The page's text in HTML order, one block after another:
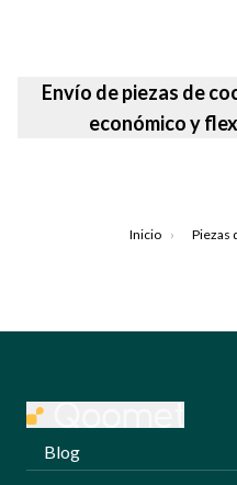
Envío de piezas de
económico y
Inicio › Piezas
Blog